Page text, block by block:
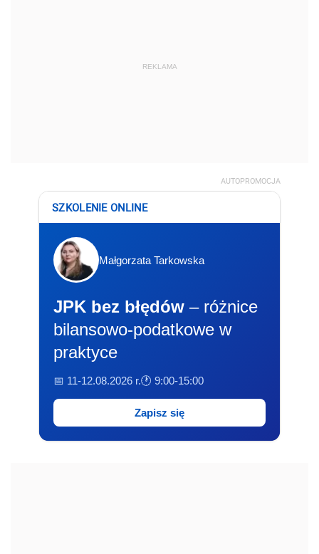
REKLAMA
AUTOPROMOCJA
SZKOLENIE ONLINE
Małgorzata Tarkowska
JPK bez błędów – różnice
bilansowo-podatkowe w
praktyce
📅 11-12.08.2026 r.🕐 9:00-15:00
Zapisz się